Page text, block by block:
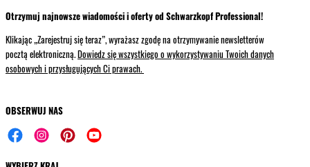
Otrzymuj najnowsze wiadomości i oferty od Schwarzkopf Professional!
Klikając „Zarejestruj się teraz”, wyrażasz zgodę na otrzymywanie newsletterów
pocztą elektroniczną.Dowiedz się wszystkiego o wykorzystywaniu Twoich danych
osobowych i przysługujących Ci prawach.
OBSERWUJ NAS